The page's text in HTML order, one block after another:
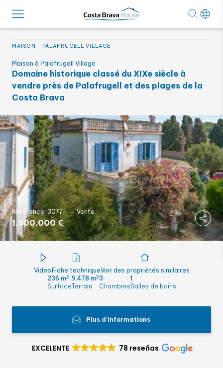
MAISON - PALAFRUGELL VILLAGE
Maison à Palafrugell Village
Domaine historique classé du XIXe siècle à
vendre près de Palafrugell et des plages de la
Costa Brava
Référence: 3077 Vente
1.500.000 €
Video Fiche techniqueVoir des propriétés similaires
236 m2
Surface
9.478 m2
Terrain
3
Chambres
1
Salles de bains
Plus d'informations
EXCELENTE 78 reseñas